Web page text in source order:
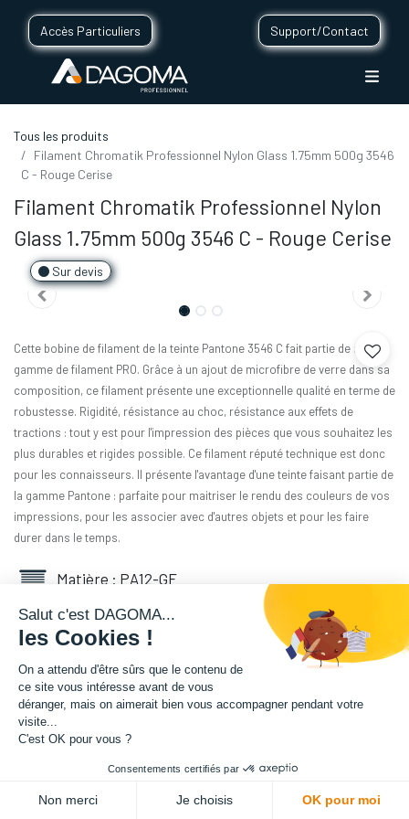
Accès Particuliers Support/Contact
Tous les produits
Filament Chromatik Professionnel Nylon Glass 1.75mm 500g 3546
C - Rouge Cerise
Filament Chromatik Professionnel Nylon
Glass 1.75mm 500g 3546 C - Rouge Cerise
Sur devis
Cette bobine de filament de la teinte Pantone 3546 C fait partie de notre
gamme de filament PRO. Grâce à un ajout de microfibre de verre dans sa
composition, ce filament présente une exceptionnelle qualité en terme de
robustesse. Rigidité, résistance au choc, résistance aux effets de
tractions : tout y est pour l'impression des pièces que vous souhaitez les
plus durables et rigides possible. Ce filament réputé technique est donc
pour les connaisseurs. Il présente l'avantage d'une teinte faisant partie de
la gamme Pantone : parfaite pour maitriser le rendu des couleurs de vos
impressions, pour les associer avec d'autres objets et pour les faire
durer dans le temps.
Matière : PA12-GF
Diamètre : 1.75 mm
Grammage : 500 g
Couleur : Rouge Cerise
Facilité d'utilisation : Intermédiaire
66,66€HT
Salut c'est DAGOMA...
les Cookies !
On a attendu d'être sûrs que le contenu de
ce site vous intéresse avant de vous
déranger, mais on aimerait bien vous accompagner pendant votre
visite...
C'est OK pour vous ?
Consentements certifiés par
Non merci Je choisis OK pour moi